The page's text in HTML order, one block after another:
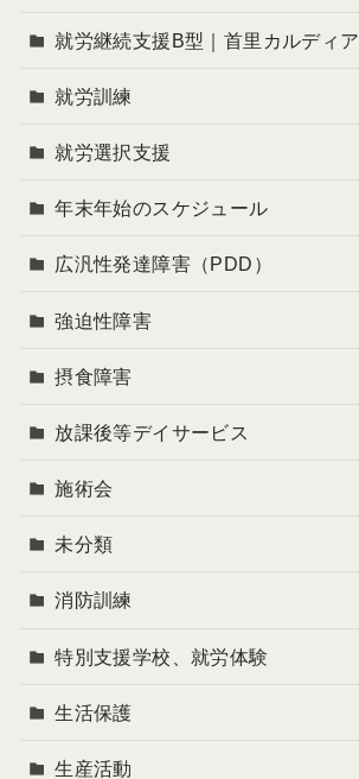
就労継続支援B型｜首里カルディア
就労訓練
就労選択支援
年末年始のスケジュール
広汎性発達障害（PDD）
強迫性障害
摂食障害
放課後等デイサービス
施術会
未分類
消防訓練
特別支援学校、就労体験
生活保護
生産活動